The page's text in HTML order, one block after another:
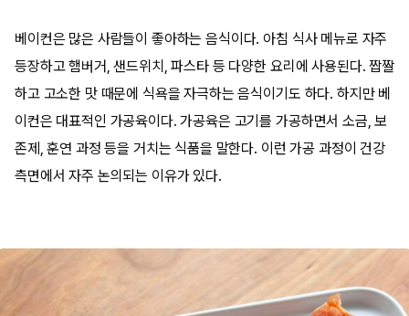
베이컨은 많은 사람들이 좋아하는 음식이다. 아침 식사 메뉴로 자주
등장하고 햄버거, 샌드위치, 파스타 등 다양한 요리에 사용된다. 짭짤
하고 고소한 맛 때문에 식욕을 자극하는 음식이기도 하다. 하지만 베
이컨은 대표적인 가공육이다. 가공육은 고기를 가공하면서 소금, 보
존제, 훈연 과정 등을 거치는 식품을 말한다. 이런 가공 과정이 건강
측면에서 자주 논의되는 이유가 있다.